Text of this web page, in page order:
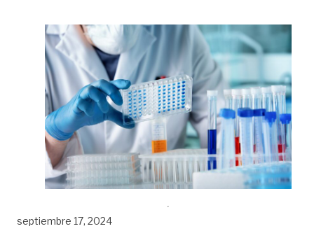
septiembre 17, 2024